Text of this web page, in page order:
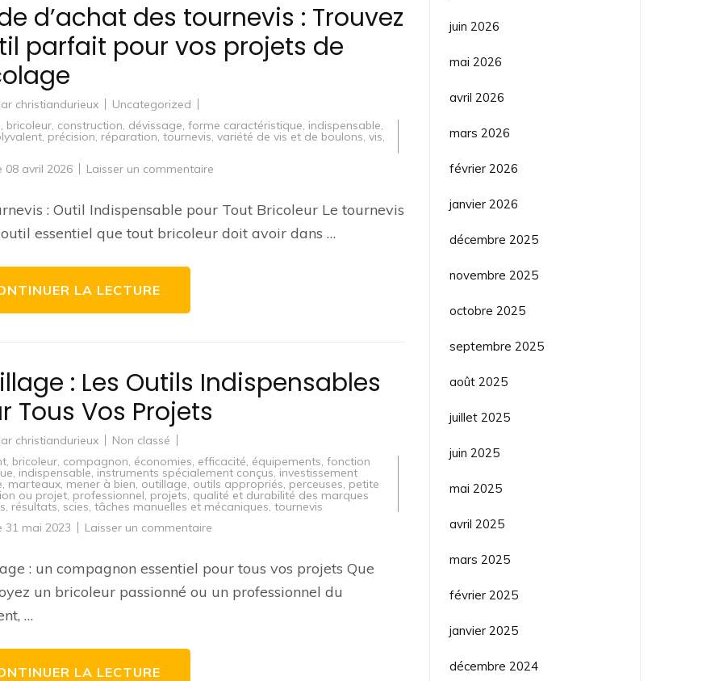
d’achat des tournevis : Trouvez
parfait pour vos projets de
christiandurieux
Uncategorized
, bricoleur, construction, dévissage, forme caractéristique, indispensable,
, précision, réparation, tournevis, variété de vis et de boulons, vis,
08 avril 2026 Laisser un commentaire
des
tournevis
Trouvez
: Outil Indispensable pour Tout Bricoleur Le tournevis
essentiel que tout bricoleur doit avoir dans …
LA LECTURE
: Les Outils Indispensables
Tous Vos Projets
christiandurieux
Non classé
, bricoleur, compagnon, économies, efficacité, équipements, fonction
, indispensable, instruments spécialement conçus, investissement
, marteaux, mener à bien, outillage, outils appropriés, perceuses, petite
ou projet, professionnel, projets, qualité et durabilité des marques
, résultats, scies, tâches manuelles et mécaniques, tournevis
31 mai 2023 Laisser un commentaire
Outils
Indispensables
pour
: un compagnon essentiel pour tous vos projets Que
un bricoleur passionné ou un professionnel du
…
LA LECTURE
juin 2026
mai 2026
avril 2026
mars 2026
février 2026
janvier 2026
décembre 2025
novembre 2025
octobre 2025
septembre 2025
août 2025
juillet 2025
juin 2025
mai 2025
avril 2025
mars 2025
février 2025
janvier 2025
décembre 2024